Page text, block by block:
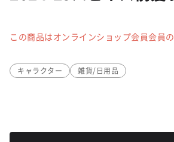
この商品はオンラインショップ会員会員
キャラクター 雑貨/日用品